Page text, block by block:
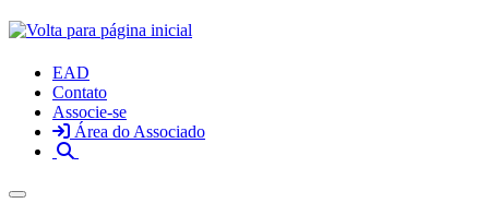
EAD
Contato
Associe-se
Área do Associado
Toggle navigation